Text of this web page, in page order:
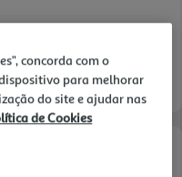
concorda com o
para melhorar
do site e ajudar nas
de Cookies